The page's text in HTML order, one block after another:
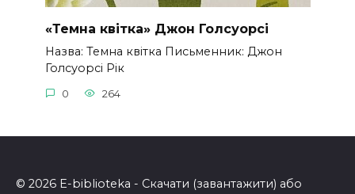
«Темна квітка» Джон Голсуорсі
Назва: Темна квітка Письменник: Джон
Голсуорсі Рік
0 264
© 2026 E-biblioteka - Скачати (завантажити) або